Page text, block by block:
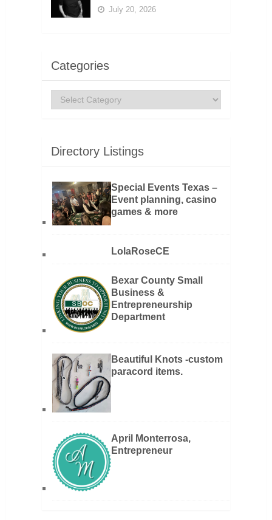
July 20, 2026
Categories
Categories
Directory Listings
Special Events Texas –
Event planning, casino
games & more
LolaRoseCE
Bexar County Small
Business &
Entrepreneurship
Department
Beautiful Knots -custom
paracord items.
April Monterrosa,
Entrepreneur